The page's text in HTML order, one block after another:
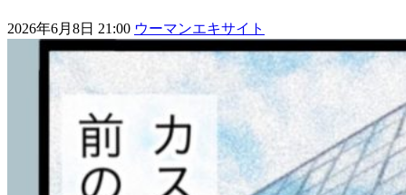
2026年6月8日 21:00 ウーマンエキサイト